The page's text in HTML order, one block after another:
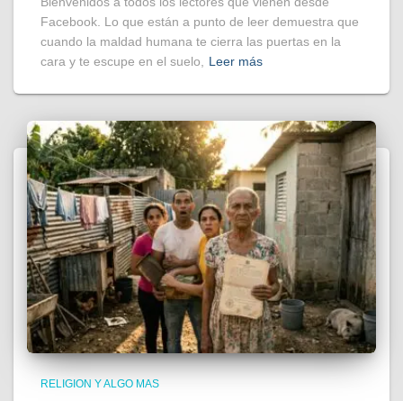
Facebook. Lo que están a punto de leer demuestra que
cuando la maldad humana te cierra las puertas en la
cara y te escupe en el suelo,
Leer más
RELIGION Y ALGO MAS